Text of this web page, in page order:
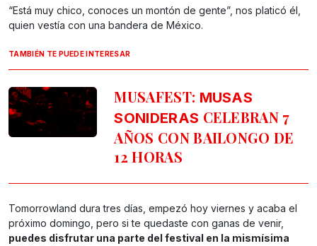
“Está muy chico, conoces un montón de gente”, nos platicó él,
quien vestía con una bandera de México.
TAMBIÉN TE PUEDE INTERESAR
MUSAFEST: MUSAS
SONIDERAS CELEBRAN 7
AÑOS CON BAILONGO DE
12 HORAS
Tomorrowland dura tres días, empezó hoy viernes y acaba el
próximo domingo, pero si te quedaste con ganas de venir,
puedes disfrutar una parte del festival en la mismísima